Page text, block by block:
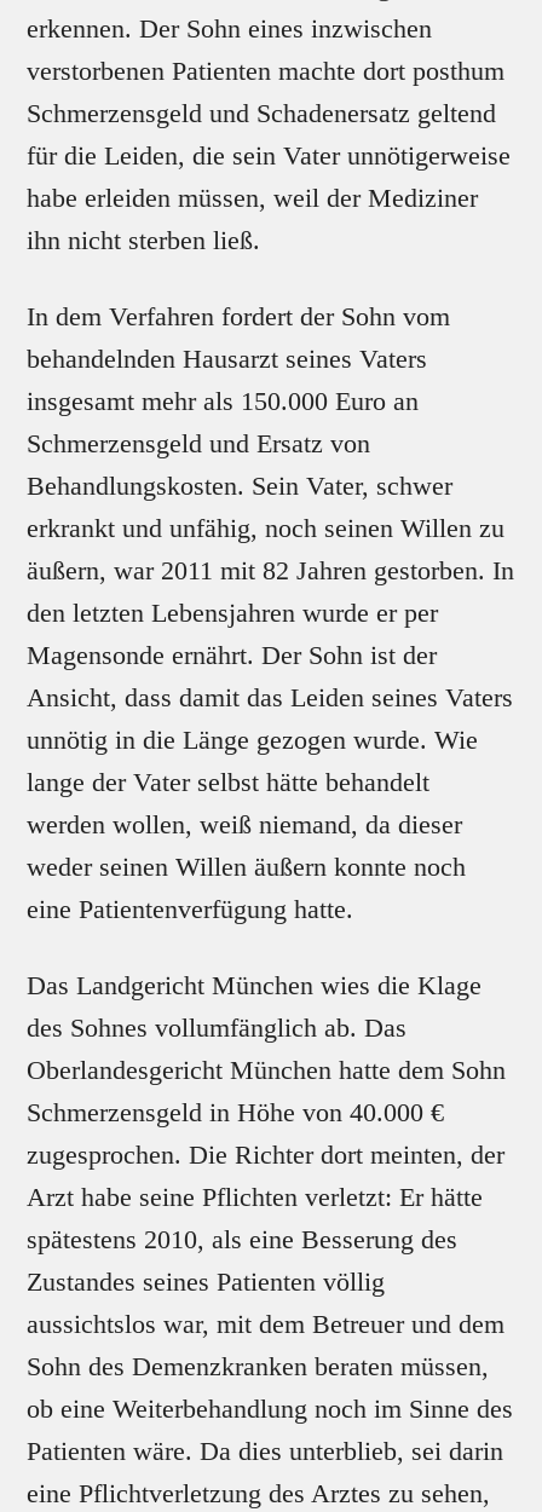
erkennen. Der Sohn eines inzwischen
verstorbenen Patienten machte dort posthum
Schmerzensgeld und Schadenersatz geltend
für die Leiden, die sein Vater unnötigerweise
habe erleiden müssen, weil der Mediziner
ihn nicht sterben ließ.
In dem Verfahren fordert der Sohn vom
behandelnden Hausarzt seines Vaters
insgesamt mehr als 150.000 Euro an
Schmerzensgeld und Ersatz von
Behandlungskosten. Sein Vater, schwer
erkrankt und unfähig, noch seinen Willen zu
äußern, war 2011 mit 82 Jahren gestorben. In
den letzten Lebensjahren wurde er per
Magensonde ernährt. Der Sohn ist der
Ansicht, dass damit das Leiden seines Vaters
unnötig in die Länge gezogen wurde. Wie
lange der Vater selbst hätte behandelt
werden wollen, weiß niemand, da dieser
weder seinen Willen äußern konnte noch
eine Patientenverfügung hatte.
Das Landgericht München wies die Klage
des Sohnes vollumfänglich ab. Das
Oberlandesgericht München hatte dem Sohn
Schmerzensgeld in Höhe von 40.000 €
zugesprochen. Die Richter dort meinten, der
Arzt habe seine Pflichten verletzt: Er hätte
spätestens 2010, als eine Besserung des
Zustandes seines Patienten völlig
aussichtslos war, mit dem Betreuer und dem
Sohn des Demenzkranken beraten müssen,
ob eine Weiterbehandlung noch im Sinne des
Patienten wäre. Da dies unterblieb, sei darin
eine Pflichtverletzung des Arztes zu sehen,